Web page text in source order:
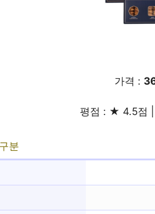
가격 :
평점 : ★ 4.5점
구분